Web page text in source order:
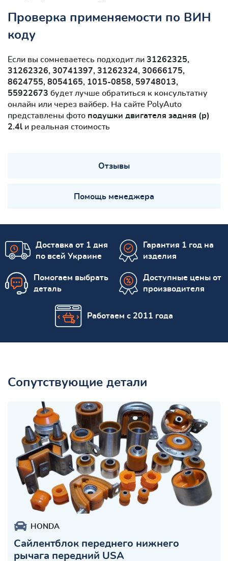
Проверка применяемости по ВИН
коду
Если вы сомневаетесь подходит ли 31262325,
31262326, 30741397, 31262324, 30666175,
8624755, 8054165, 1015-0858, 59748013,
55922673 будет лучше обратиться к консультатну
онлайн или через вайбер. На сайте PolyAuto
представлены фото подушки двигателя задняя (р)
2.4l и реальная стоимость
Отзывы
Помощь менеджера
Доставка от 1 дня
по всей Украине
Гарантия 1 год на
изделия
Помогаем выбрать
деталь
Доступные цены от
производителя
Работаем с 2011 года
Сопутствующие детали
HONDA
Сайлентблок переднего нижнего
рычага передний USA